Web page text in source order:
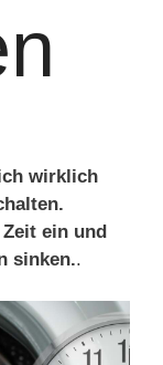
wirklich
ein und
sinken..